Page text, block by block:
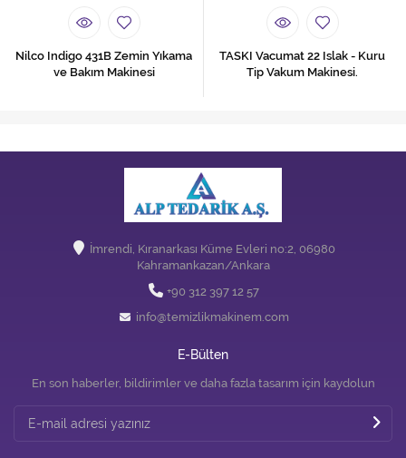
Nilco Indigo 431B Zemin Yıkama
ve Bakım Makinesi
TASKI Vacumat 22 Islak - Kuru
Tip Vakum Makinesi.
İmrendi, Kıranarkası Küme Evleri no:2, 06980
Kahramankazan/Ankara
+90 312 397 12 57
info@temizlikmakinem.com
E-Bülten
En son haberler, bildirimler ve daha fazla tasarım için kaydolun